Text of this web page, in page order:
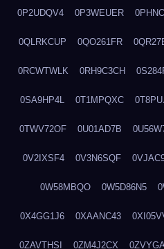
0P2UDQV4 0P3WEUER
0QLRKCUP 0QO261FR
0RCWTWLK 0RH9C3CH
0SA9HP4L 0T1MPQXC
0TWV72OF 0U01AD7B
0V2IXSF4 0V3N6SQF
0W58MBQO 0W5D86N5
0X4GG1J6 0XAANC43
0ZAVTHSI 0ZM4J2CX